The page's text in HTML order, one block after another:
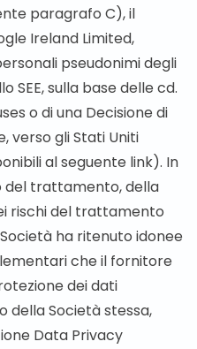
paragrafo C), il
Ireland Limited,
pseudonimi degli
SEE, sulla base delle cd.
o di una Decisione di
verso gli Stati Uniti
al seguente link). In
del trattamento, della
rischi del trattamento
ha ritenuto idonee
che il fornitore
dei dati
Società stessa,
Data Privacy